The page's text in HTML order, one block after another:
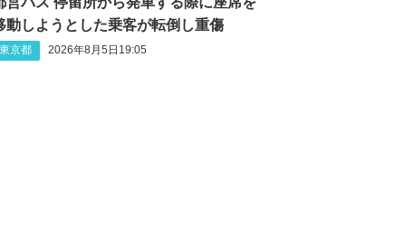
動しようとした乗客が転倒し重傷
東京都 2026年8月5日19:05